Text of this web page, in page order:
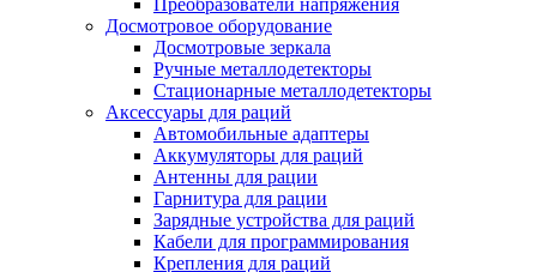
Преобразователи напряжения
Досмотровое оборудование
Досмотровые зеркала
Ручные металлодетекторы
Стационарные металлодетекторы
Аксессуары для раций
Автомобильные адаптеры
Аккумуляторы для раций
Антенны для рации
Гарнитура для рации
Зарядные устройства для раций
Кабели для программирования
Крепления для раций